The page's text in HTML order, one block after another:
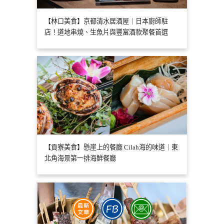
【林口美食】京都清水居酒屋｜日本廚師駐
店！道地串燒、生魚片與豐富酒款聚餐首選
【貢寮美食】懸崖上的餐廳 Cilah海的味道｜東
北角海景第一排海鮮餐廳